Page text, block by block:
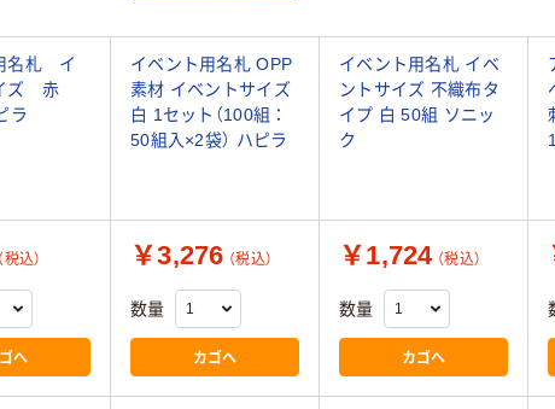
名札 イ
ズ 赤
ラ
イベント用名札 OPP
素材 イベントサイズ
白 1セット（100組：
50組入×2袋） ハピラ
イベント用名札 イベ
ントサイズ 不織布タ
イプ 白 50組 ソニッ
ク
（税込）
へ
￥3,276 （税込）
数量
カゴへ
￥1,724 （税込）
数量
カゴへ